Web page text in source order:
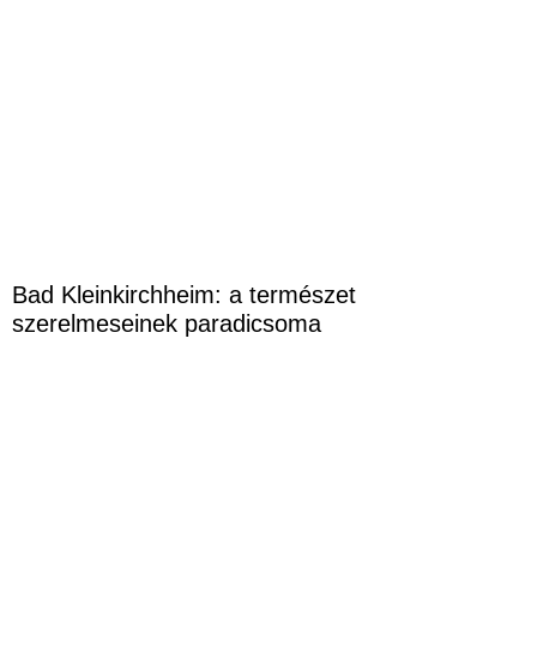
Bad Kleinkirchheim: a természet
szerelmeseinek paradicsoma